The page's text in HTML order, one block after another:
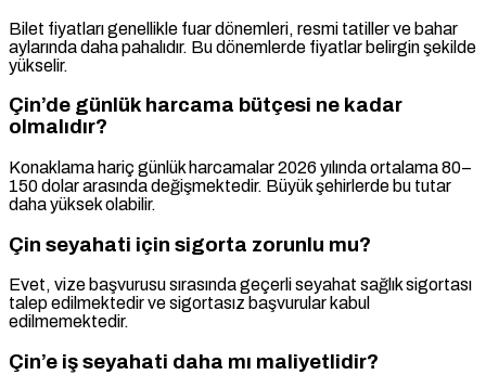
Bilet fiyatları genellikle fuar dönemleri, resmi tatiller ve bahar
aylarında daha pahalıdır. Bu dönemlerde fiyatlar belirgin şekilde
yükselir.
Çin’de günlük harcama bütçesi ne kadar
olmalıdır?
Konaklama hariç günlük harcamalar 2026 yılında ortalama 80–
150 dolar arasında değişmektedir. Büyük şehirlerde bu tutar
daha yüksek olabilir.
Çin seyahati için sigorta zorunlu mu?
Evet, vize başvurusu sırasında geçerli seyahat sağlık sigortası
talep edilmektedir ve sigortasız başvurular kabul
edilmemektedir.
Çin’e iş seyahati daha mı maliyetlidir?